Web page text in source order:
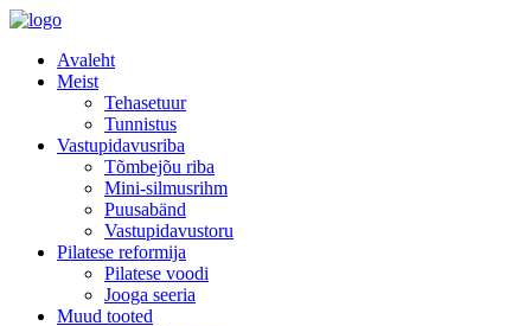
Avaleht
Meist
Tehasetuur
Tunnistus
Vastupidavusriba
Tõmbejõu riba
Mini-silmusrihm
Puusabänd
Vastupidavustoru
Pilatese reformija
Pilatese voodi
Jooga seeria
Muud tooted